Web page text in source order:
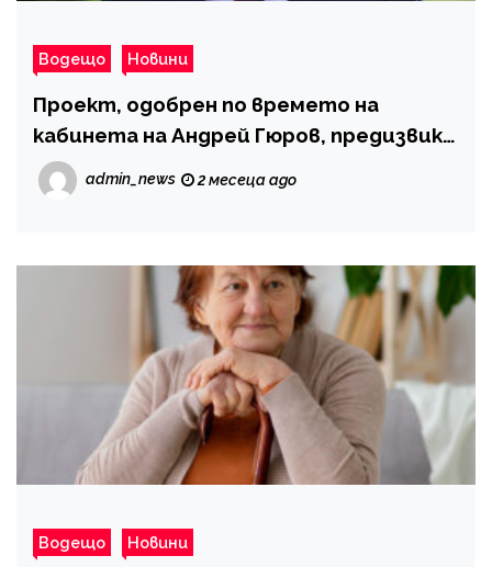
Водещо Новини
Проект, одобрен по времето на
кабинета на Андрей Гюров, предизвика
проверки
admin_news 2 месеца ago
Водещо Новини